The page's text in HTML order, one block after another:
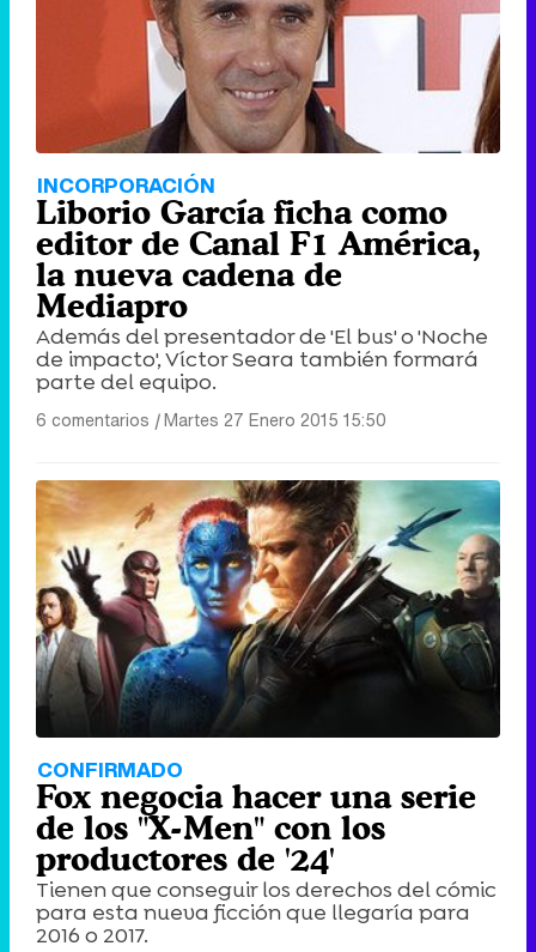
INCORPORACIÓN
Liborio García ficha como
editor de Canal F1 América,
la nueva cadena de
Mediapro
Además del presentador de 'El bus' o 'Noche
de impacto', Víctor Seara también formará
parte del equipo.
6 comentarios |Martes 27 Enero 2015 15:50
CONFIRMADO
Fox negocia hacer una serie
de los "X-Men" con los
productores de '24'
Tienen que conseguir los derechos del cómic
para esta nueva ficción que llegaría para
2016 o 2017.